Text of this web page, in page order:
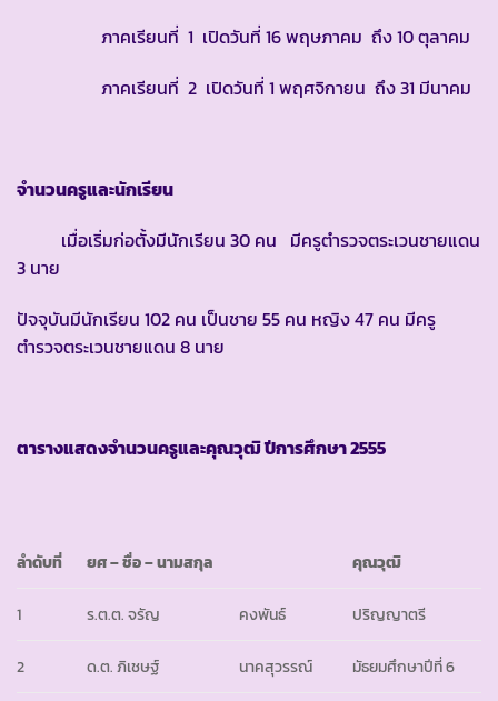
ภาคเรียนที่ 1 เปิดวันที่ 16 พฤษภาคม ถึง 10 ตุลาคม
ภาคเรียนที่ 2 เปิดวันที่ 1 พฤศจิกายน ถึง 31 มีนาคม
จำนวนครูและนักเรียน
เมื่อเริ่มก่อตั้งมีนักเรียน 30 คน มีครูตำรวจตระเวนชายแดน
3 นาย
ปัจจุบันมีนักเรียน 102 คน เป็นชาย 55 คน หญิง 47 คน มีครู
ตำรวจตระเวนชายแดน 8 นาย
ตารางแสดงจำนวนครูและคุณวุฒิ ปีการศึกษา2555
ลำดับที่ ยศ– ชื่อ – นามสกุล คุณวุฒิ
1 ร.ต.ต. จรัญ คงพันธ์ ปริญญาตรี
2 ด.ต. ภิเชษฐ์ นาคสุวรรณ์ มัธยมศึกษาปีที่ 6